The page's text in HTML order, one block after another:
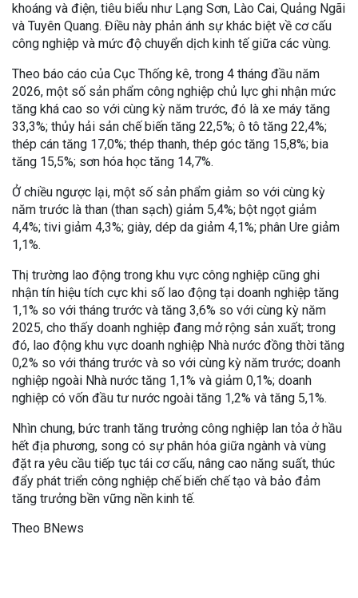
khoáng và điện, tiêu biểu như Lạng Sơn, Lào Cai, Quảng Ngãi
và Tuyên Quang. Điều này phản ánh sự khác biệt về cơ cấu
công nghiệp và mức độ chuyển dịch kinh tế giữa các vùng.
Theo báo cáo của Cục Thống kê, trong 4 tháng đầu năm
2026, một số sản phẩm công nghiệp chủ lực ghi nhận mức
tăng khá cao so với cùng kỳ năm trước, đó là xe máy tăng
33,3%; thủy hải sản chế biến tăng 22,5%; ô tô tăng 22,4%;
thép cán tăng 17,0%; thép thanh, thép góc tăng 15,8%; bia
tăng 15,5%; sơn hóa học tăng 14,7%.
Ở chiều ngược lại, một số sản phẩm giảm so với cùng kỳ
năm trước là than (than sạch) giảm 5,4%; bột ngọt giảm
4,4%; tivi giảm 4,3%; giày, dép da giảm 4,1%; phân Ure giảm
1,1%.
Thị trường lao động trong khu vực công nghiệp cũng ghi
nhận tín hiệu tích cực khi số lao động tại doanh nghiệp tăng
1,1% so với tháng trước và tăng 3,6% so với cùng kỳ năm
2025, cho thấy doanh nghiệp đang mở rộng sản xuất; trong
đó, lao động khu vực doanh nghiệp Nhà nước đồng thời tăng
0,2% so với tháng trước và so với cùng kỳ năm trước; doanh
nghiệp ngoài Nhà nước tăng 1,1% và giảm 0,1%; doanh
nghiệp có vốn đầu tư nước ngoài tăng 1,2% và tăng 5,1%.
Nhìn chung, bức tranh tăng trưởng công nghiệp lan tỏa ở hầu
hết địa phương, song có sự phân hóa giữa ngành và vùng
đặt ra yêu cầu tiếp tục tái cơ cấu, nâng cao năng suất, thúc
đẩy phát triển công nghiệp chế biến chế tạo và bảo đảm
tăng trưởng bền vững nền kinh tế.
Theo BNews